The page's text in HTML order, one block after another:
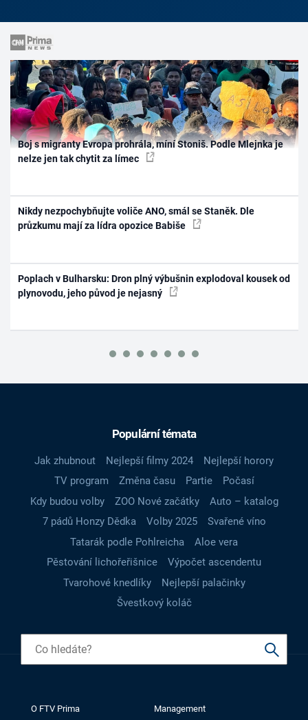
Boj s migranty Evropa prohrála, míní Stoniš. Podle Mlejnka je
nelze jen tak chytit za límec
Nikdy nezpochybňujte voliče ANO, smál se Staněk. Dle
průzkumu mají za lídra opozice Babiše
Poplach v Bulharsku: Dron plný výbušnin explodoval kousek od
plynovodu, jeho původ je nejasný
Populární témata
Jak zhubnout Nejlepší filmy 2024
Nejlepší horory
TV program
Změna času Partie
Počasí
Kdy budou volby
ZOO Nové začátky
Auto – katalog
7 pádů Honzy Dědka
Volby 2025
Svařené víno
Tatarák podle Pohlreicha
Aloe vera
Pěstování lichořeřišnice
Výpočet ascendentu
Tvarohové knedlíky
Nejlepší palačinky
Švestkový koláč
O FTV Prima Management